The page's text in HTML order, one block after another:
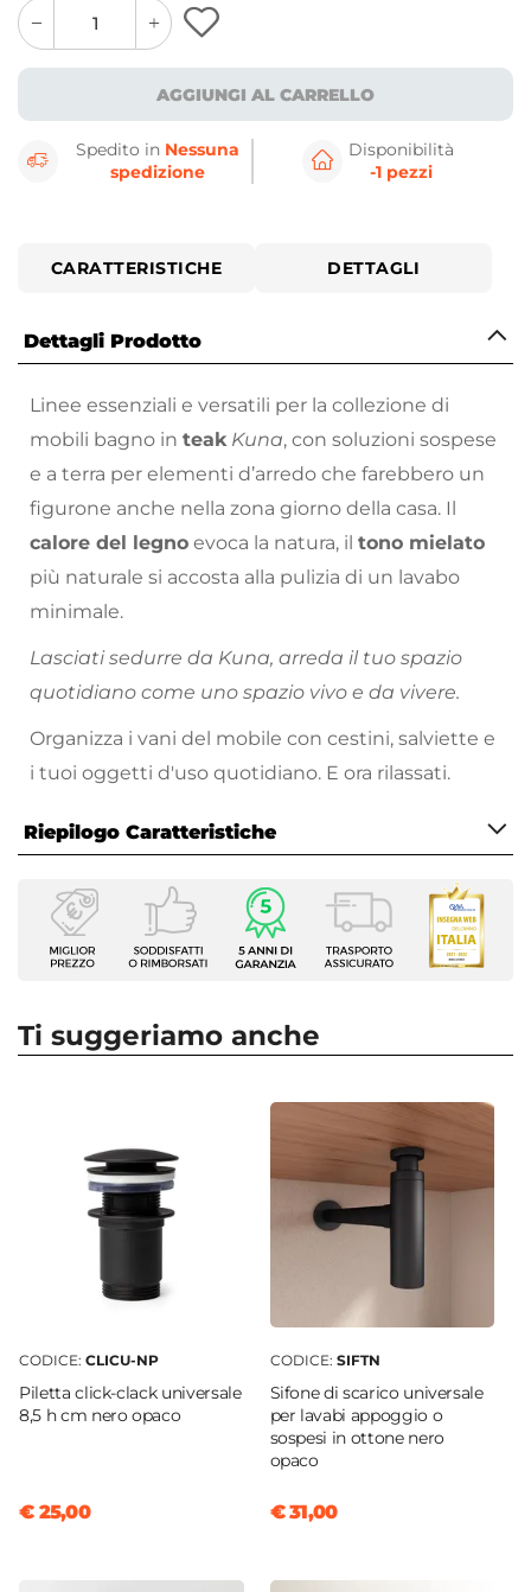
quantity
button
quantity
minus
button
AGGIUNGI AL CARRELLO
Spedito in Nessuna
spedizione
Disponibilità
-1 pezzi
CARATTERISTICHE DETTAGLI
Dettagli Prodotto
Linee essenziali e versatili per la collezione di
mobili bagno in teak Kuna, con soluzioni sospese
e a terra per elementi d’arredo che farebbero un
figurone anche nella zona giorno della casa. Il
calore del legno evoca la natura, il tono mielato
più naturale si accosta alla pulizia di un lavabo
minimale.
Lasciati sedurre da Kuna, arreda il tuo spazio
quotidiano come uno spazio vivo e da vivere.
Organizza i vani del mobile con cestini, salviette e
i tuoi oggetti d'uso quotidiano. E ora rilassati.
Riepilogo Caratteristiche
Caratteristiche Mobile
Larghezza
145 cm
Altezza
Kuna
Struttura
Cassetti|
Ante
Legno
Materiale Mobile
Frontale
Dritto
Assemblato
Ti suggeriamo anche
CODICE: CLICU-NP
Piletta click-clack universale
8,5 h cm nero opaco
€ 25,00
CODICE: SIFTN
Sifone di scarico universale
per lavabi appoggio o
sospesi in ottone nero
opaco
€ 31,00